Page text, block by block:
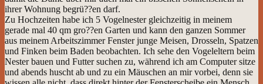
über mir auch mal ein bisschen Sonnenschein in ihrer Wohnung begrü??
en darf.
Zu Hochzeiten habe ich 5 Vogelnester gleichzeitig in meinem gerade mal
40 qm gro??en Garten und kann den ganzen Sommer aus meinem
Arbeitszimmer Fenster junge Meisen, Drosseln, Spatzen und Finken
beim Baden beobachten. Ich sehe den Vogeleltern beim Nester bauen